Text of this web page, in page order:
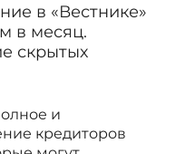
в «Вестнике»
в месяц.
скрытых
и
кредиторов